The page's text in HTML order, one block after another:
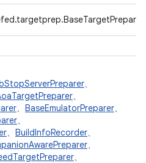
、
、
、 BaseEmulatorPreparer、
、
、 BuildInfoRecorder、
、
、